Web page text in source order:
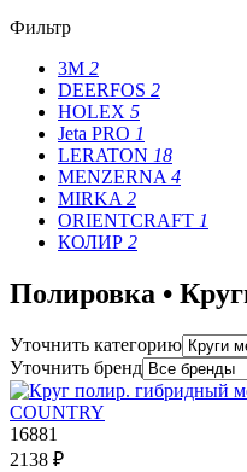
Фильтр
3М 2
DEERFOS 2
HOLEX 5
Jeta PRO 1
LERATON 18
MENZERNA 4
MIRKA 2
ORIENTCRAFT 1
КОЛИР 2
Полировка •
Уточнить категорию
Уточнить бренд
16881
2138 ₽